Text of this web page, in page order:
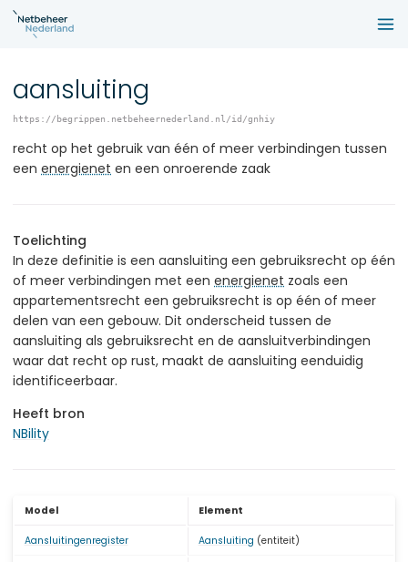
aansluiting
https://begrippen.netbeheernederland.nl/id/gnhiy
recht op het gebruik van één of meer verbindingen tussen
een energienet en een onroerende zaak
Toelichting
In deze definitie is een aansluiting een gebruiksrecht op één
of meer verbindingen met een energienet zoals een
appartementsrecht een gebruiksrecht is op één of meer
delen van een gebouw. Dit onderscheid tussen de
aansluiting als gebruiksrecht en de aansluitverbindingen
waar dat recht op rust, maakt de aansluiting eenduidig
identificeerbaar.
Heeft bron
NBility
Model Element
Aansluitingenregister Aansluiting (entiteit)